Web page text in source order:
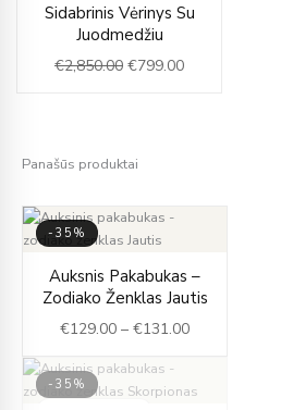
Sidabrinis Vėrinys Su
Juodmedžiu
€2,850.00
price
was:
€2,850.00.
€799.00
price
€799.00.
Panašūs produktai
-35%
Auksnis Pakabukas –
Zodiako Ženklas Jautis
€129.00 – €131.00
range:
€129.00
through
-35%